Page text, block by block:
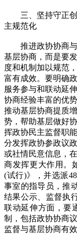
三、坚持守正创
主规范化
推进政协协商与
基层协商，而是要
度和机制加以规范
富有成效。要明确
服务参与和联动延
协商经验丰富的优
推动基层协商提质
势，帮助基层做好
挥政协民主监督职
分发挥政协参政议
或社情民意信息，
商发挥更大作用。
(试行)》，并选派
事室的指导员，推
结果公示、监督执
联动延伸方面，要
制，包括政协协商
监督与基层协商有